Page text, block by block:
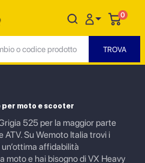
0
per moto e scooter
525 per la maggior parte
Su Wemoto Italia trovi i
affidabilità
moto e hai bisogno di VX Heavy